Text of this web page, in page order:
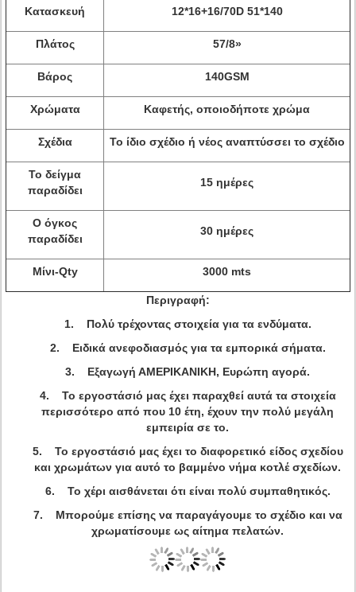
Κατασκευή 12*16+16/70D 51*140
Πλάτος 57/8»
Βάρος 140GSM
Χρώματα Καφετής, οποιοδήποτε χρώμα
Σχέδια Το ίδιο σχέδιο ή νέος αναπτύσσει το σχέδιο
Το δείγμα
παραδίδει
15 ημέρες
Ο όγκος
παραδίδει
30 ημέρες
Μίνι-Qty 3000 mts
Περιγραφή:
1. Πολύ τρέχοντας στοιχεία για τα ενδύματα.
2. Ειδικά ανεφοδιασμός για τα εμπορικά σήματα.
3. Εξαγωγή ΑΜΕΡΙΚΑΝΙΚΗ, Ευρώπη αγορά.
4. Το εργοστάσιό μας έχει παραχθεί αυτά τα στοιχεία
περισσότερο από που 10 έτη, έχουν την πολύ μεγάλη
εμπειρία σε το.
5. Το εργοστάσιό μας έχει το διαφορετικό είδος σχεδίου
και χρωμάτων για αυτό το βαμμένο νήμα κοτλέ σχεδίων.
6. Το χέρι αισθάνεται ότι είναι πολύ συμπαθητικός.
7. Μπορούμε επίσης να παραγάγουμε το σχέδιο και να
χρωματίσουμε ως αίτημα πελατών.